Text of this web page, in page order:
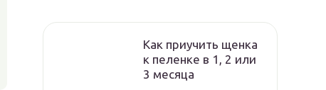
Как приучить щенка
к пеленке в 1, 2 или
3 месяца